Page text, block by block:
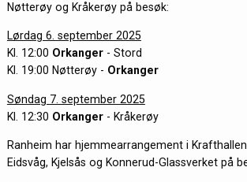
Nøtterøy og Kråkerøy på besøk:
Lørdag 6. september 2025
Kl. 12:00 Orkanger - Stord
Kl. 19:00 Nøtterøy - Orkanger
Søndag 7. september 2025
Kl. 12:30 Orkanger- Kråkerøy
Ranheim har hjemmearrangement i
Eidsvåg, Kjelsås og Konnerud-Glassverket på